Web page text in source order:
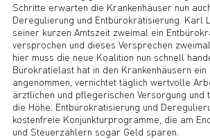
Schritte erwarten die Krankenhäuser nun
Deregulierung und Entbürokratisierung. Karl
seiner kurzen Amtszeit zweimal ein
versprochen und dieses Versprechen
hier muss die neue Koalition nun schnell
Bürokratielast hat in den Krankenhäusern
angenommen, vernichtet täglich wertvolle
ärztlichen und pflegerischen Versorgung und
die Höhe. Entbürokratisierung und
kostenfreie Konjunkturprogramme, die am
und Steuerzahlern sogar Geld sparen.